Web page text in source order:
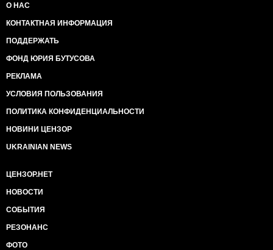
О НАС
КОНТАКТНАЯ ИНФОРМАЦИЯ
ПОДДЕРЖАТЬ
ФОНД ЮРИЯ БУТУСОВА
РЕКЛАМА
УСЛОВИЯ ПОЛЬЗОВАНИЯ
ПОЛИТИКА КОНФИДЕНЦИАЛЬНОСТИ
НОВИНИ ЦЕНЗОР
UKRAINIAN NEWS
ЦЕНЗОР.НЕТ
НОВОСТИ
СОБЫТИЯ
РЕЗОНАНС
ФОТО